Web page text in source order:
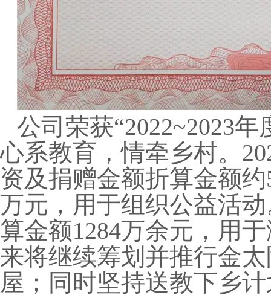
公司荣获“2022~2023
心系教育，情牵乡村。
资及捐赠金额折算金额
万元，用于组织公益活
算金额1284万余元，用
来将继续筹划并推行金
屋；同时坚持送教下乡